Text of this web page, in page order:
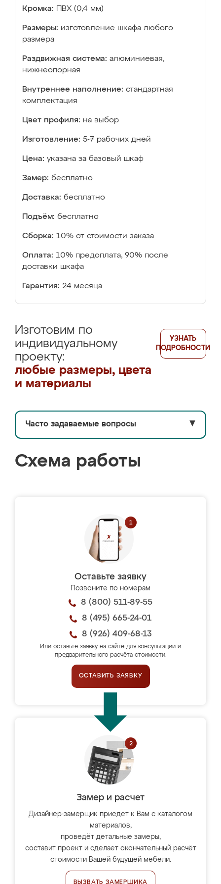
Кромка: ПВХ (0,4 мм)
Размеры: изготовление шкафа любого
размера
Раздвижная система: алюминиевая,
нижнеопорная
Внутреннее наполнение: стандартная
комплектация
Цвет профиля: на выбор
Изготовление: 5-7 рабочих дней
Цена: указана за базовый шкаф
Замер: бесплатно
Доставка: бесплатно
Подъём: бесплатно
Сборка: 10% от стоимости заказа
Оплата: 10% предоплата, 90% после
доставки шкафа
Гарантия: 24 месяца
Изготовим по
индивидуальному
проекту:
любые размеры, цвета
и материалы
УЗНАТЬ
ПОДРОБНОСТИ
Часто задаваемые вопросы ▼
Схема работы
Оставьте заявку
Позвоните по номерам
8 (800) 511-89-55
8 (495) 665-24-01
8 (926) 409-68-13
Или оставьте заявку на сайте для консультации и
предварительного расчёта стоимости.
ОСТАВИТЬ ЗАЯВКУ
Замер и расчет
Дизайнер-замерщик приедет к Вам с каталогом
материалов,
проведёт детальные замеры,
составит проект и сделает окончательный расчёт
стоимости Вашей будущей мебели.
ВЫЗВАТЬ ЗАМЕРЩИКА